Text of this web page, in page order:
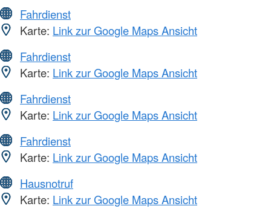
Fahrdienst
Karte: Link zur Google Maps Ansicht
Fahrdienst
Karte: Link zur Google Maps Ansicht
Fahrdienst
Karte: Link zur Google Maps Ansicht
Fahrdienst
Karte: Link zur Google Maps Ansicht
Hausnotruf
Karte: Link zur Google Maps Ansicht